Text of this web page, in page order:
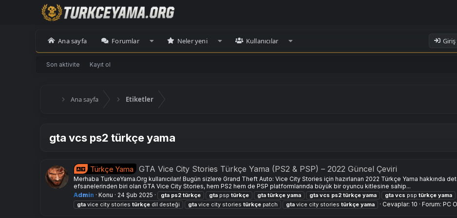
Ana sayfa Forumlar Neler yeni Kullanıcılar
Son aktivite Kayıt ol
Ana sayfa Etiketler
gta vcs ps2 türkçe yama
Türkçe Yama GTA Vice City Stories Türkçe Yama (PS2 & PSP) – 2022 Güncel Çeviri
Merhaba TurkceYama.Org kullanıcıları! Bugün sizlere Grand Theft Auto: Vice City Stories için hazırlanan 2022 Türkçe Yama hakkında
efsanelerinden biri olan GTA Vice City Stories, hem PS2 hem de PSP platformlarında büyük bir oyuncu kitlesine sahip...
Admin
Konu 24 Şub 2025 gta ps2 türkçe gta psp türkçe gta türkçe yama gta vcs ps2 türkçe yama gta vcs psp türkçe yama
gta vice city stories türkçe dil desteği gta vice city stories türkçe patch gta vice city stories türkçe yama Cevaplar: 10 Forum: PC